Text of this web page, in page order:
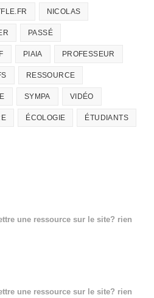
NICOLAS
PASSÉ
PIAIA PROFESSEUR
RESSOURCE
SYMPA VIDÉO
ÉCOLOGIE ÉTUDIANTS
une ressource sur le site? rien
une ressource sur le site? rien